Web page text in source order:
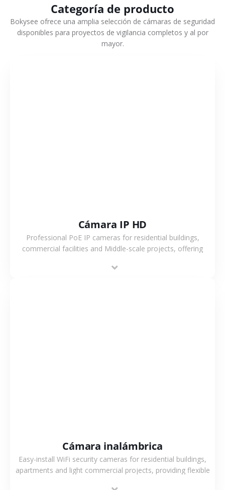
Categoría de producto
Bokysee ofrece una amplia selección de cámaras de seguridad
disponibles para proyectos de vigilancia completos y al por
mayor.
Cámara IP HD
Professional PoE IP cameras for residential buildings,
commercial facilities and Middle-scale projects, offering
support.
Cámara inalámbrica
Easy-install WiFi security cameras for residential buildings,
apartments and light commercial projects, providing flexible